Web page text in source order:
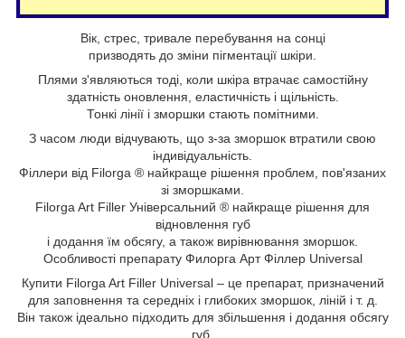
Вік, стрес, тривале перебування на сонці
призводять до зміни пігментації шкіри.
Плями з'являються тоді, коли шкіра втрачає самостійну
здатність оновлення, еластичність і щільність.
Тонкі лінії і зморшки стають помітними.
З часом люди відчувають, що з-за зморшок втратили свою
індивідуальність.
Філлери від Filorga ® найкраще рішення проблем, пов'язаних
зі зморшками.
Filorga Art Filler Універсальний ® найкраще рішення для
відновлення губ
і додання їм обсягу, а також вирівнювання зморшок.
Особливості препарату Филорга Арт Філлер Universal
Купити Filorga Art Filler Universal – це препарат, призначений
для заповнення та середніх і глибоких зморшок, ліній і т. д.
Він також ідеально підходить для збільшення і додання обсягу
губ.